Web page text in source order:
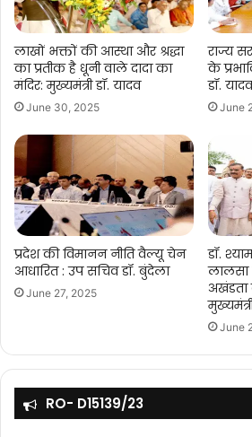
लाखों भक्तों की आस्था और श्रद्धा
का प्रतीक है धूनी वाले दादा का
मंदिर: मुख्यमंत्री डॉ. यादव
June 30, 2025
राज्य
के
डॉ. यादव
June
प्रदेश की विमानन नीति वैल्यू चेन
आधारित : उप सचिव डॉ. बुंदेला
June 27, 2025
डॉ.
अखंडता
June
RO- D15139/23